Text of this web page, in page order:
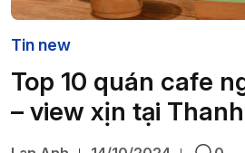
Tin new
Top 10 quán cafe
– view xịn tại